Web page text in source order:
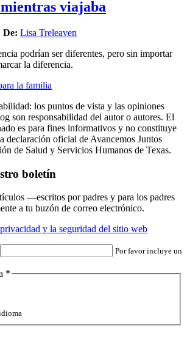
viajaba
De: Lisa Treleaven
podrían ser diferentes, pero sin importar
la diferencia.
la familia
los puntos de vista y las opiniones
son responsabilidad del autor o autores. El
es para fines informativos y no constituye
declaración oficial de Avancemos Juntos
de Salud y Servicios Humanos de Texas.
boletín
—escritos por padres y para los padres
a tu buzón de correo electrónico.
y la seguridad del sitio web
Por favor incluye un
*